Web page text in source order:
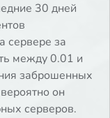
30 дней
сервере за
между 0.01 и
заброшенных
он
серверов.